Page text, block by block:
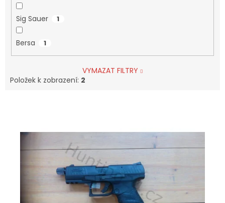
Sig Sauer 1
Bersa 1
VYMAZAT FILTRY
Položek k zobrazení: 2